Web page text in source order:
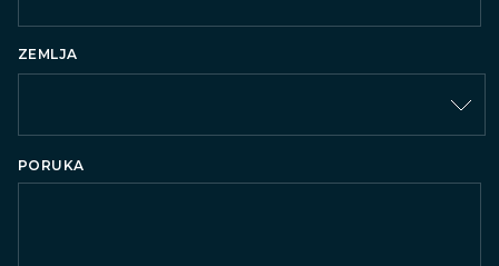
ZEMLJA
PORUKA